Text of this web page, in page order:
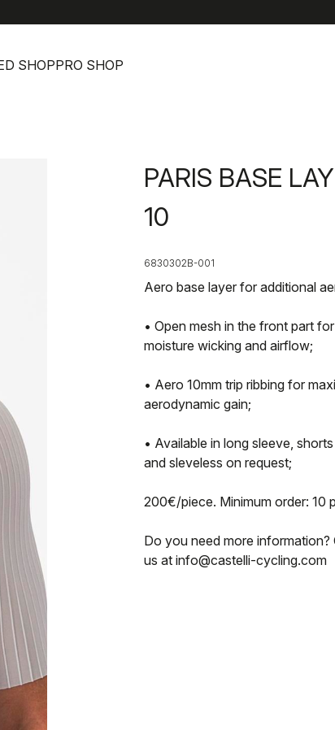
SHOPPRO SHOP
PARIS BASE
10
6830302B-001
Aero base layer for additional
• Open mesh in the front part
moisture wicking and airflow;
• Aero 10mm trip ribbing for
aerodynamic gain;
• Available in long sleeve,
and sleveless on request;
200€/piece. Minimum order: 10
Do you need more information?
us at info@castelli-cycling.com